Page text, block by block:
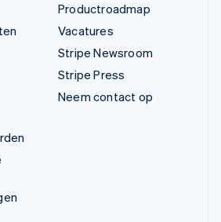
Productroadmap
Vacatures
Stripe Newsroom
Stripe Press
Neem contact op